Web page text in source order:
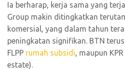
Ia berharap, kerja sama yang
Group makin ditingkatkan
komersial, yang dalam tahun
peningkatan signifikan. BTN
FLPP rumah subsidi, maupun
estate).